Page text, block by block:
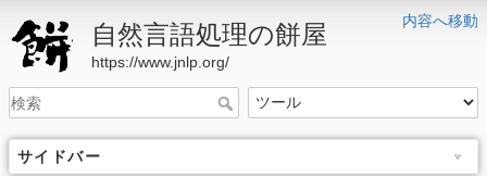
内容へ移動
自然言語処理の餅屋
https://www.jnlp.org/
サイドバー